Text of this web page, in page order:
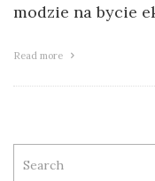
modzie na bycie
Read more